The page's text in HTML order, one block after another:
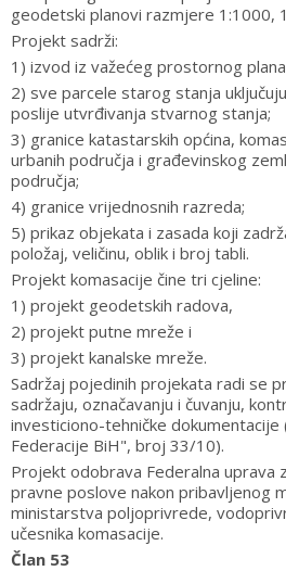
geodetski planovi razmjere 1:1000,
Projekt sadrži:
1) izvod iz važećeg prostornog
2) sve parcele starog stanja
poslije utvrđivanja stvarnog stanja;
3) granice katastarskih općina,
urbanih područja i građevinskog
područja;
4) granice vrijednosnih razreda;
5) prikaz objekata i zasada koji
položaj, veličinu, oblik i broj tabli.
Projekt komasacije čine tri cjeline:
1) projekt geodetskih radova,
2) projekt putne mreže i
3) projekt kanalske mreže.
Sadržaj pojedinih projekata radi se
sadržaju, označavanju i čuvanju,
investiciono-tehničke dokumentacije
Federacije BiH", broj 33/10).
Projekt odobrava Federalna uprava
pravne poslove nakon pribavljenog
ministarstva poljoprivrede,
učesnika komasacije.
Član 53